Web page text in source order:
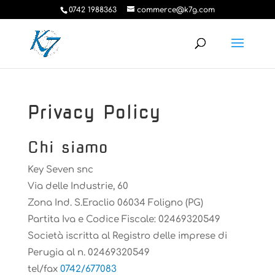
0742 1988363 commerce@k7g.com
Privacy Policy
Chi siamo
Key Seven snc
Via delle Industrie, 60
Zona Ind. S.Eraclio 06034 Foligno (PG)
Partita Iva e Codice Fiscale: 02469320549
Società iscritta al Registro delle imprese di
Perugia al n. 02469320549
tel/fax 0742/677083